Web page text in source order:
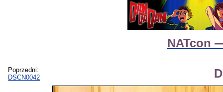
NATcon
Poprzedni:
DSCN0042